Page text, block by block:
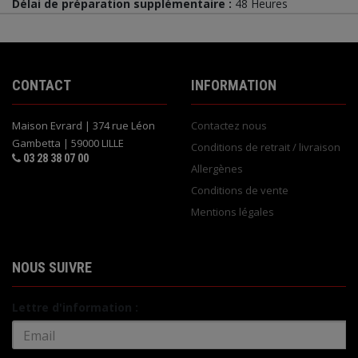
Délai de préparation supplémentaire : 48 Heures
CONTACT
Maison Evrard | 374 rue Léon
Gambetta | 59000 LILLE
03 28 38 07 00
INFORMATION
Contactez nous
Conditions de retrait / livraison
Allergènes
Conditions de vente
Mentions légales
NOUS SUIVRE
Lettre d'information :